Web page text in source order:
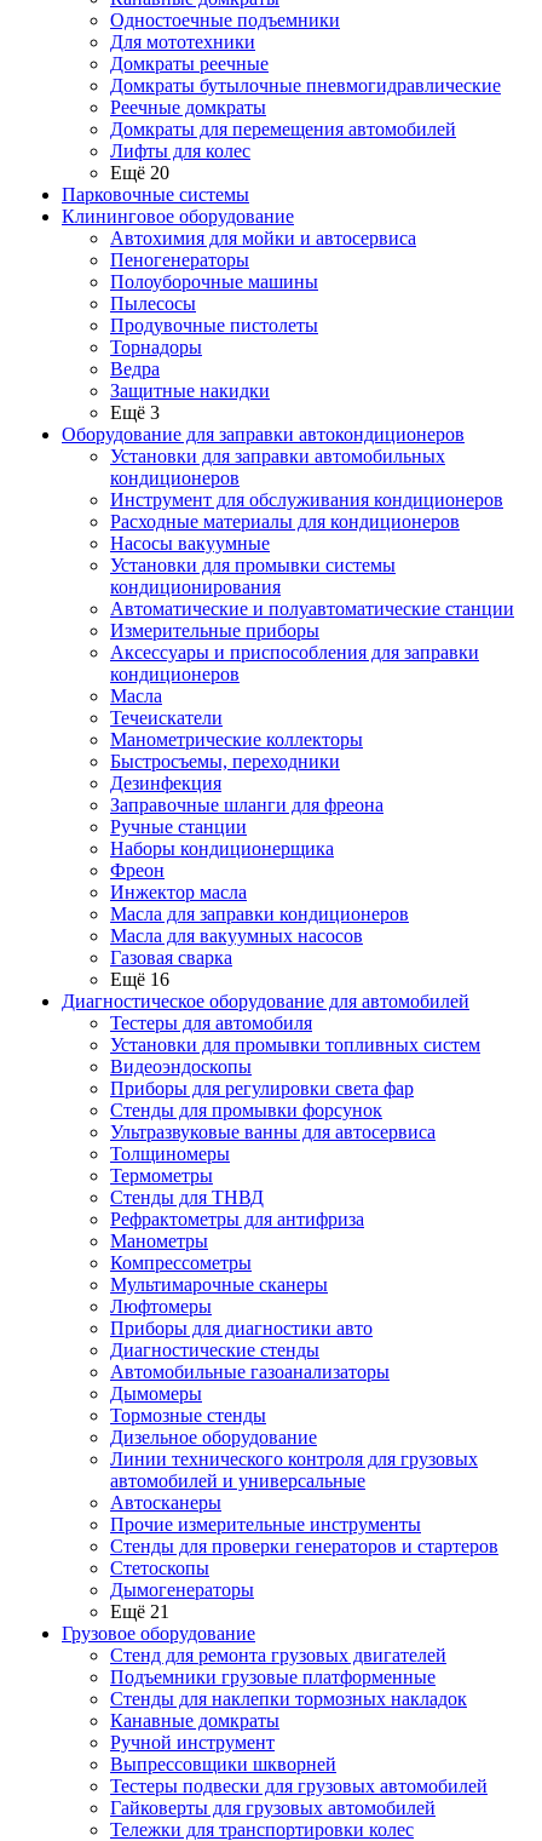
Одностоечные подъемники
Для мототехники
Домкраты реечные
Домкраты бутылочные пневмогидравлические
Реечные домкраты
Домкраты для перемещения автомобилей
Лифты для колес
Ещё 20
Парковочные системы
Клининговое оборудование
Автохимия для мойки и автосервиса
Пеногенераторы
Полоуборочные машины
Пылесосы
Продувочные пистолеты
Торнадоры
Ведра
Защитные накидки
Ещё 3
Оборудование для заправки автокондиционеров
Установки для заправки автомобильных
кондиционеров
Инструмент для обслуживания кондиционеров
Расходные материалы для кондиционеров
Насосы вакуумные
Установки для промывки системы
кондиционирования
Автоматические и полуавтоматические станции
Измерительные приборы
Аксессуары и приспособления для заправки
кондиционеров
Масла
Течеискатели
Манометрические коллекторы
Быстросъемы, переходники
Дезинфекция
Заправочные шланги для фреона
Ручные станции
Наборы кондиционерщика
Фреон
Инжектор масла
Масла для заправки кондиционеров
Масла для вакуумных насосов
Газовая сварка
Ещё 16
Диагностическое оборудование для автомобилей
Тестеры для автомобиля
Установки для промывки топливных систем
Видеоэндоскопы
Приборы для регулировки света фар
Стенды для промывки форсунок
Ультразвуковые ванны для автосервиса
Толщиномеры
Термометры
Стенды для ТНВД
Рефрактометры для антифриза
Манометры
Компрессометры
Мультимарочные сканеры
Люфтомеры
Приборы для диагностики авто
Диагностические стенды
Автомобильные газоанализаторы
Дымомеры
Тормозные стенды
Дизельное оборудование
Линии технического контроля для грузовых
автомобилей и универсальные
Автосканеры
Прочие измерительные инструменты
Стенды для проверки генераторов и стартеров
Стетоскопы
Дымогенераторы
Ещё 21
Грузовое оборудование
Стенд для ремонта грузовых двигателей
Подъемники грузовые платформенные
Стенды для наклепки тормозных накладок
Канавные домкраты
Ручной инструмент
Выпрессовщики шкворней
Тестеры подвески для грузовых автомобилей
Гайковерты для грузовых автомобилей
Тележки для транспортировки колес